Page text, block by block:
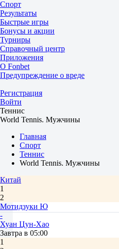
Спорт
Результаты
Быстрые игры
Бонусы и акции
Турниры
Справочный центр
Приложения
О Fonbet
Предупреждение о вреде
Регистрация
Войти
Теннис
World Tennis. Мужчины
Главная
Спорт
Теннис
World Tennis. Мужчины
Китай
1
2
Мотидзуки Ю
-
Хуан Цун-Хао
Завтра в 05:00
1